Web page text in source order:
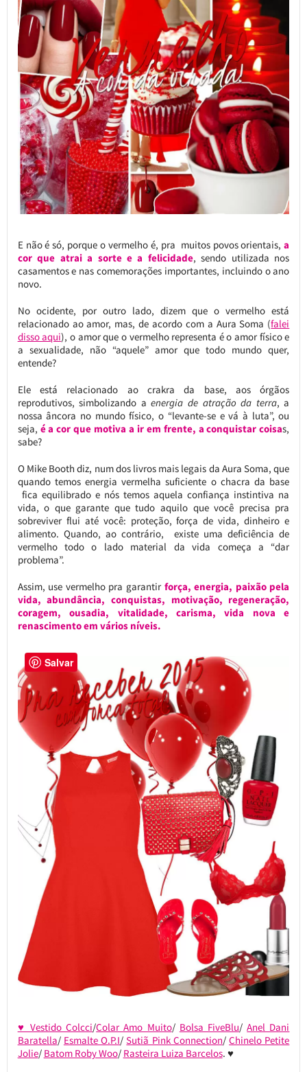
E não é só, porque o vermelho é, pra muitos povos orientais, a
cor que atrai a sorte e a felicidade, sendo utilizada nos
casamentos e nas comemorações importantes, incluindo o ano
novo.
No ocidente, por outro lado, dizem que o vermelho está
relacionado ao amor, mas, de acordo com a Aura Soma (falei
disso aqui), o amor que o vermelho representa é o amor físico e
a sexualidade, não “aquele” amor que todo mundo quer,
entende?
Ele está relacionado ao crakra da base, aos órgãos
reprodutivos, simbolizando aenergia de atração da terra, a
nossa âncora no mundo físico, o “levante-se e vá à luta”, ou
seja, é a cor que motiva a ir em frente, a conquistar coisas,
sabe?
O Mike Booth diz, num dos livros mais legais da Aura Soma, que
quando temos energia vermelha suficiente o chacra da base
fica equilibrado e nós temos aquela confiança instintiva na
vida, o que garante que tudo aquilo que você precisa pra
sobreviver flui até você: proteção, força de vida, dinheiro e
alimento. Quando, ao contrário, existe uma deficiência de
vermelho todo o lado material da vida começa a “dar
problema”.
Assim, use vermelho pra garantir força, energia, paixão pela
vida, abundância, conquistas, motivação, regeneração,
coragem, ousadia, vitalidade, carisma, vida nova e
renascimento em vários níveis.
♥ Vestido Colcci/Colar Amo Muito/ Bolsa FiveBlu/Anel Dani
Baratella/ Esmalte O.P.I/Sutiã Pink Connection/Chinelo Petite
Jolie/ Batom Roby Woo/ Rasteira Luiza Barcelos. ♥
Salvar